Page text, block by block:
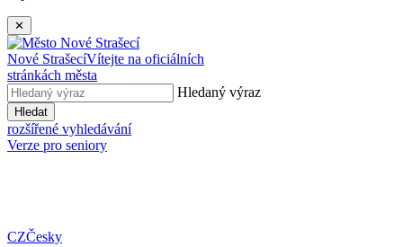
✕
Nové StrašecíVítejte na oficiálních
stránkách města
Hledaný výraz
Hledat
rozšířené vyhledávání
Verze pro seniory
CZČesky